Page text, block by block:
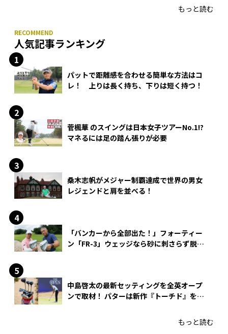
もっと読む
人気記事ランキング
パットで距離感を合わせる簡単な方法はコ
レ！ 上りは長く持ち、下りは短く持つ！
菅楓華 のスイングは日本女子ツアーNo.1!?
マネるには足の踏ん張りが必要
桑木志帆がメジャー制覇達成で世界の男女
レジェンドと肩を並べる！
「バンカーから全部出た！」フォーティー
ン「FR-3」ウェッジなら砂に刺さらず脱出
中島啓太の最新セッティングを全英オープ
ンで取材！ パターは新作『トーチド』を投
もっと読む